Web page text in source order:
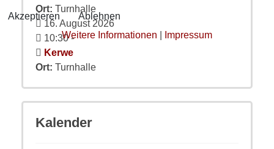
Ort: Turnhalle
16. August 2026
10:30-
Kerwe
Ort: Turnhalle
Kalender
Akzeptieren
Ablehnen
Weitere Informationen
Impressum